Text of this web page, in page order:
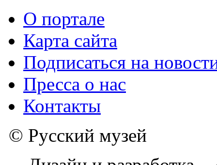
О портале
Карта сайта
Подписаться на
Пресса о нас
Контакты
© Русский музей